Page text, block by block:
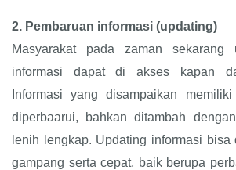
2. Pembaruan informasi (updating)
Masyarakat pada zaman sekarang
informasi dapat di akses kapan
Informasi yang disampaikan
diperbaarui, bahkan ditambah
lenih lengkap. Updating informasi bisa
gampang serta cepat, baik berupa